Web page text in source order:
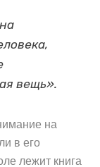
вещь».
на
в его
лежит книга